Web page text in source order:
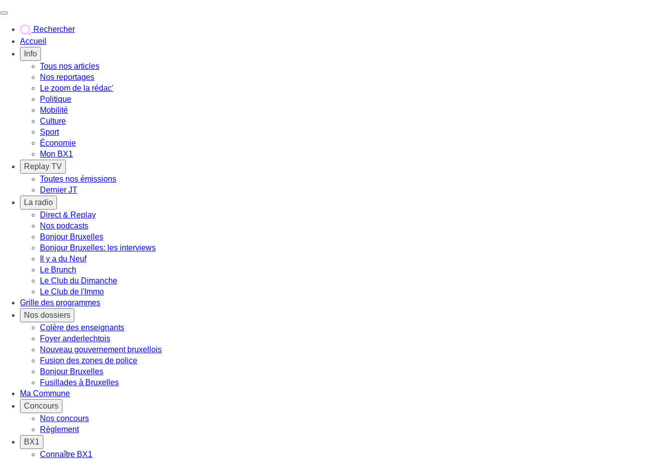
Rechercher
Accueil
Info
Tous nos articles
Nos reportages
Le zoom de la rédac'
Politique
Mobilité
Culture
Sport
Économie
Mon BX1
Replay TV
Toutes nos émissions
Dernier JT
La radio
Direct & Replay
Nos podcasts
Bonjour Bruxelles
Bonjour Bruxelles: les interviews
Il y a du Neuf
Le Brunch
Le Club du Dimanche
Le Club de l'Immo
Grille des programmes
Nos dossiers
Colère des enseignants
Foyer anderlechtois
Nouveau gouvernement bruxellois
Fusion des zones de police
Bonjour Bruxelles
Fusillades à Bruxelles
Ma Commune
Concours
Nos concours
Règlement
BX1
Connaître BX1